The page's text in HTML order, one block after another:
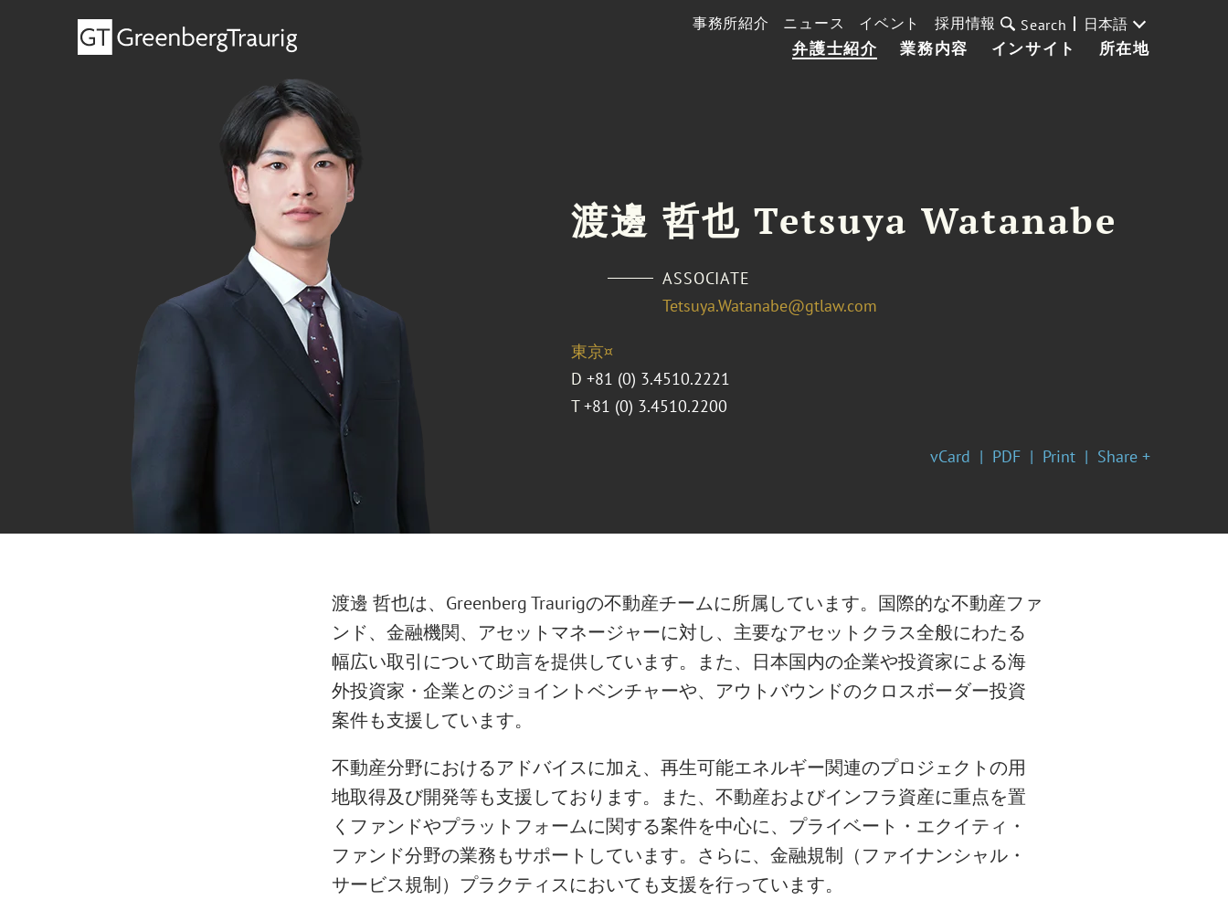
弁護士紹介 業務内容 インサイト 所在地
事務所紹介 ニュース イベント 採用情報 Search 日本語
渡邊 哲也 Tetsuya Watanabe
ASSOCIATE
Tetsuya.Watanabe@gtlaw.com
東京¤
D +81 (0) 3.4510.2221
T +81 (0) 3.4510.2200
vCard PDF Print Share +
渡邊 哲也は、Greenberg Traurigの不動産チームに所属しています。国際的な不動産ファ
ンド、金融機関、アセットマネージャーに対し、主要なアセットクラス全般にわたる
幅広い取引について助言を提供しています。また、日本国内の企業や投資家による海
外投資家・企業とのジョイントベンチャーや、アウトバウンドのクロスボーダー投資
案件も支援しています。
不動産分野におけるアドバイスに加え、再生可能エネルギー関連のプロジェクトの用
地取得及び開発等も支援しております。また、不動産およびインフラ資産に重点を置
くファンドやプラットフォームに関する案件を中心に、プライベート・エクイティ・
ファンド分野の業務もサポートしています。さらに、金融規制（ファイナンシャル・
サービス規制）プラクティスにおいても支援を行っています。